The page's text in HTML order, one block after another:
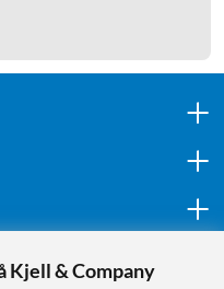
Kjell & Company